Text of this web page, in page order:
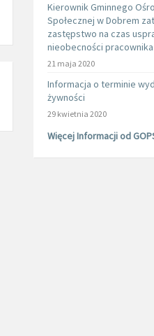
Kierownik Gminnego
Społecznej w Dobrem
zastępstwo na czas
nieobecności pracownika
21 maja 2020
Informacja o terminie
żywności
29 kwietnia 2020
Więcej Informacji od